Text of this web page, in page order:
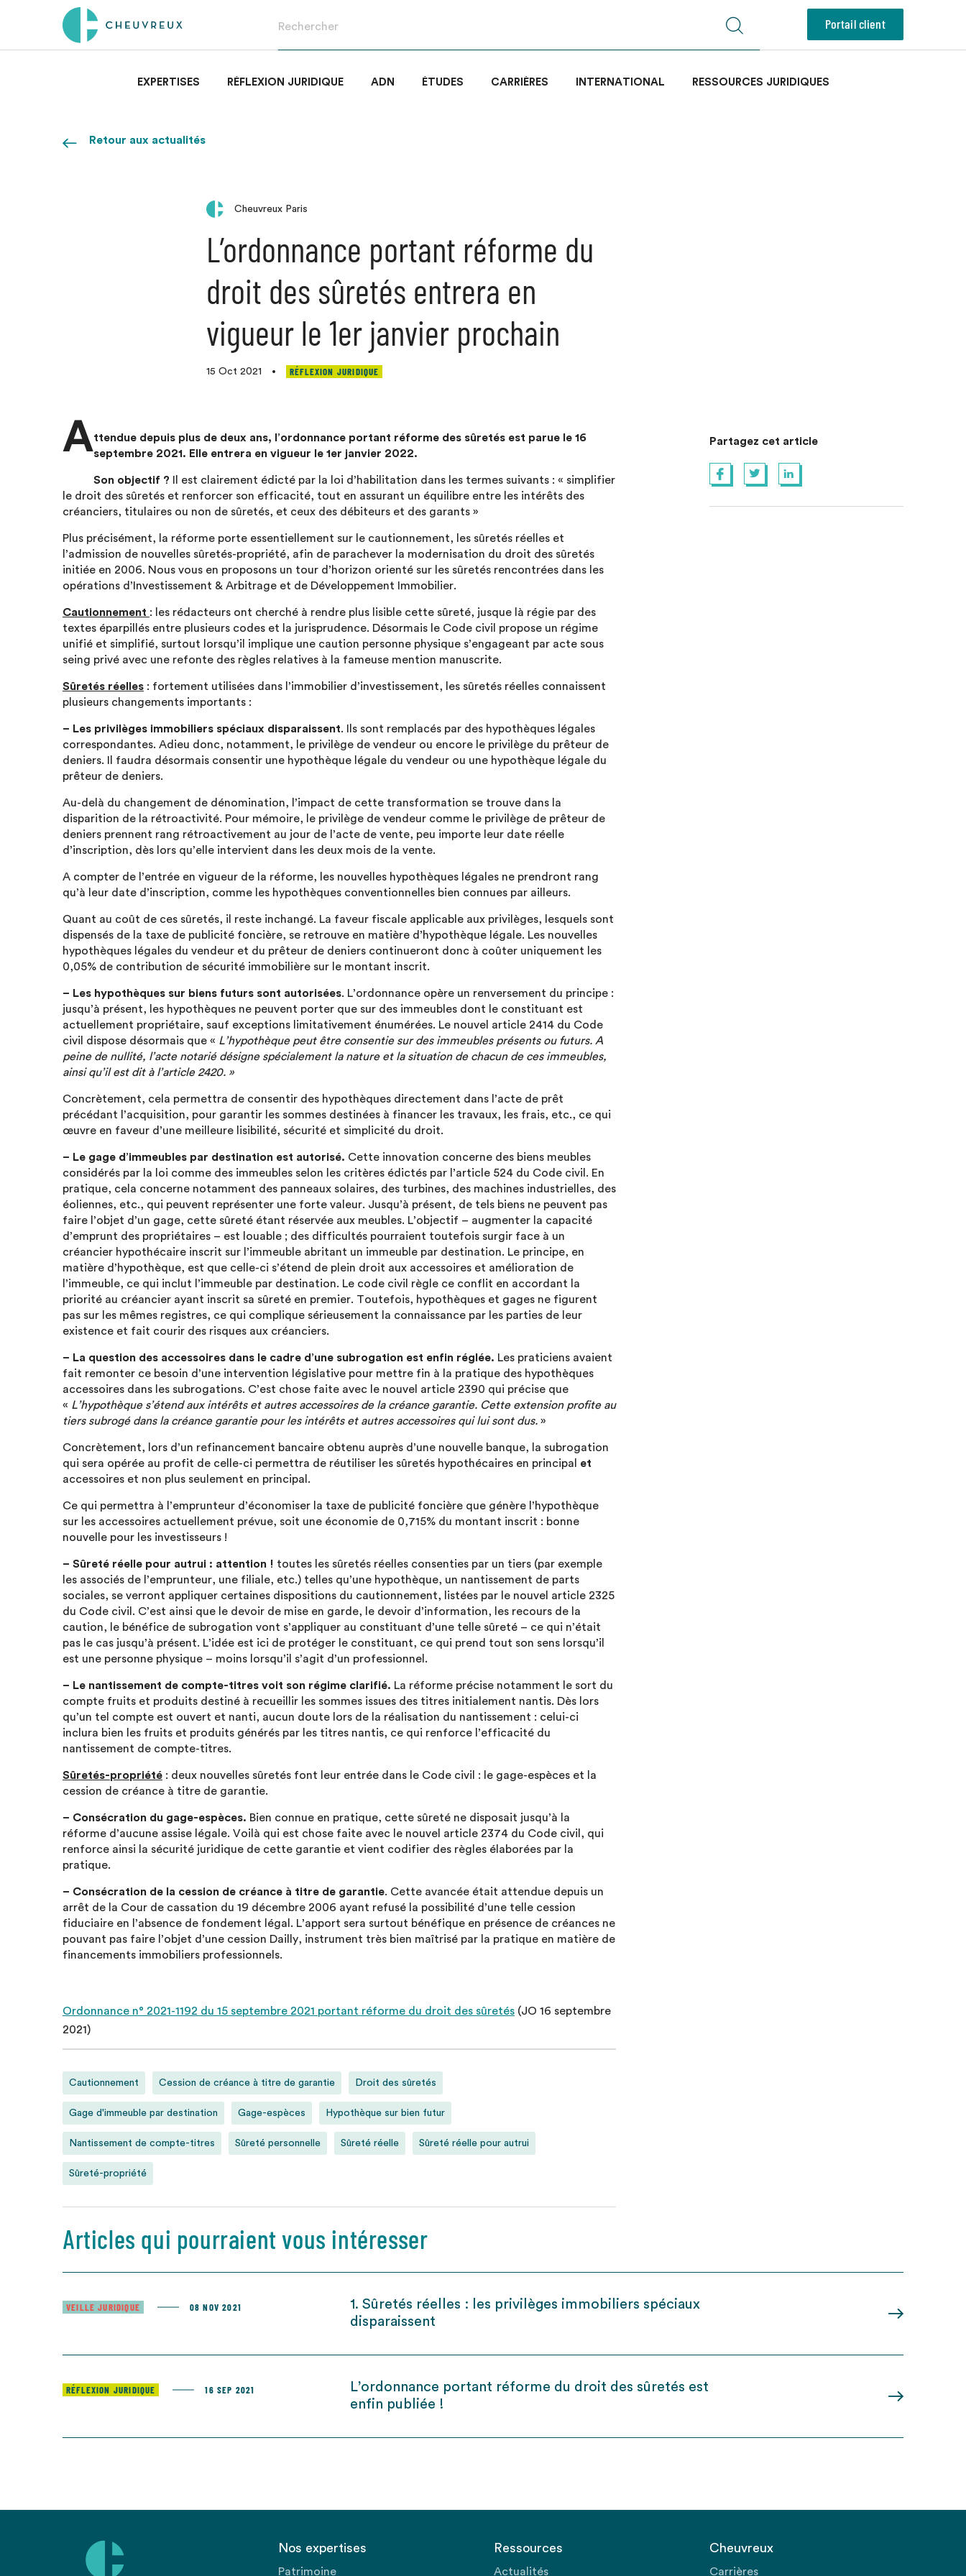
Portail client
EXPERTISES RÉFLEXION JURIDIQUE ADN ÉTUDES CARRIÈRES INTERNATIONAL RESSOURCES JURIDIQUES
Retour aux actualités
Cheuvreux Paris
L’ordonnance portant réforme du
droit des sûretés entrera en
vigueur le 1er janvier prochain
15 Oct 2021 • RÉFLEXION JURIDIQUE
Attendue depuis plus de deux ans, l’ordonnance portant réforme des sûretés est parue le 16
septembre 2021. Elle entrera en vigueur le 1er janvier 2022.
Son objectif ? Il est clairement édicté par la loi d’habilitation dans les termes suivants : « simplifier
le droit des sûretés et renforcer son efficacité, tout en assurant un équilibre entre les intérêts des
créanciers, titulaires ou non de sûretés, et ceux des débiteurs et des garants »
Plus précisément, la réforme porte essentiellement sur le cautionnement, les sûretés réelles et
l’admission de nouvelles sûretés-propriété, afin de parachever la modernisation du droit des sûretés
initiée en 2006. Nous vous en proposons un tour d’horizon orienté sur les sûretés rencontrées dans les
opérations d’Investissement & Arbitrage et de Développement Immobilier.
Cautionnement : les rédacteurs ont cherché à rendre plus lisible cette sûreté, jusque là régie par des
textes éparpillés entre plusieurs codes et la jurisprudence. Désormais le Code civil propose un régime
unifié et simplifié, surtout lorsqu’il implique une caution personne physique s’engageant par acte sous
seing privé avec une refonte des règles relatives à la fameuse mention manuscrite.
Sûretés réelles : fortement utilisées dans l’immobilier d’investissement, les sûretés réelles connaissent
plusieurs changements importants :
– Les privilèges immobiliers spéciaux disparaissent. Ils sont remplacés par des hypothèques légales
correspondantes. Adieu donc, notamment, le privilège de vendeur ou encore le privilège du prêteur de
deniers. Il faudra désormais consentir une hypothèque légale du vendeur ou une hypothèque légale du
prêteur de deniers.
Au-delà du changement de dénomination, l’impact de cette transformation se trouve dans la
disparition de la rétroactivité. Pour mémoire, le privilège de vendeur comme le privilège de prêteur de
deniers prennent rang rétroactivement au jour de l’acte de vente, peu importe leur date réelle
d’inscription, dès lors qu’elle intervient dans les deux mois de la vente.
A compter de l’entrée en vigueur de la réforme, les nouvelles hypothèques légales ne prendront rang
qu’à leur date d’inscription, comme les hypothèques conventionnelles bien connues par ailleurs.
Quant au coût de ces sûretés, il reste inchangé. La faveur fiscale applicable aux privilèges, lesquels sont
dispensés de la taxe de publicité foncière, se retrouve en matière d’hypothèque légale. Les nouvelles
hypothèques légales du vendeur et du prêteur de deniers continueront donc à coûter uniquement les
0,05% de contribution de sécurité immobilière sur le montant inscrit.
– Les hypothèques sur biens futurs sont autorisées. L’ordonnance opère un renversement du principe :
jusqu’à présent, les hypothèques ne peuvent porter que sur des immeubles dont le constituant est
actuellement propriétaire, sauf exceptions limitativement énumérées. Le nouvel article 2414 du Code
civil dispose désormais que « L’hypothèque peut être consentie sur des immeubles présents ou futurs. A
peine de nullité, l’acte notarié désigne spécialement la nature et la situation de chacun de ces immeubles,
ainsi qu’il est dit à l’article 2420. »
Concrètement, cela permettra de consentir des hypothèques directement dans l’acte de prêt
précédant l’acquisition, pour garantir les sommes destinées à financer les travaux, les frais, etc., ce qui
œuvre en faveur d’une meilleure lisibilité, sécurité et simplicité du droit.
– Le gage d’immeubles par destination est autorisé. Cette innovation concerne des biens meubles
considérés par la loi comme des immeubles selon les critères édictés par l’article 524 du Code civil. En
pratique, cela concerne notamment des panneaux solaires, des turbines, des machines industrielles, des
éoliennes, etc., qui peuvent représenter une forte valeur. Jusqu’à présent, de tels biens ne peuvent pas
faire l’objet d’un gage, cette sûreté étant réservée aux meubles. L’objectif – augmenter la capacité
d’emprunt des propriétaires – est louable ; des difficultés pourraient toutefois surgir face à un
créancier hypothécaire inscrit sur l’immeuble abritant un immeuble par destination. Le principe, en
matière d’hypothèque, est que celle-ci s’étend de plein droit aux accessoires et amélioration de
l’immeuble, ce qui inclut l’immeuble par destination. Le code civil règle ce conflit en accordant la
priorité au créancier ayant inscrit sa sûreté en premier. Toutefois, hypothèques et gages ne figurent
pas sur les mêmes registres, ce qui complique sérieusement la connaissance par les parties de leur
existence et fait courir des risques aux créanciers.
– La question des accessoires dans le cadre d’une subrogation est enfin réglée. Les praticiens avaient
fait remonter ce besoin d’une intervention législative pour mettre fin à la pratique des hypothèques
accessoires dans les subrogations. C’est chose faite avec le nouvel article 2390 qui précise que
« L’hypothèque s’étend aux intérêts et autres accessoires de la créance garantie. Cette extension profite au
tiers subrogé dans la créance garantie pour les intérêts et autres accessoires qui lui sont dus. »
Concrètement, lors d’un refinancement bancaire obtenu auprès d’une nouvelle banque, la subrogation
qui sera opérée au profit de celle-ci permettra de réutiliser les sûretés hypothécaires en principal et
accessoires et non plus seulement en principal.
Ce qui permettra à l’emprunteur d’économiser la taxe de publicité foncière que génère l’hypothèque
sur les accessoires actuellement prévue, soit une économie de 0,715% du montant inscrit : bonne
nouvelle pour les investisseurs !
– Sûreté réelle pour autrui : attention ! toutes les sûretés réelles consenties par un tiers (par exemple
les associés de l’emprunteur, une filiale, etc.) telles qu’une hypothèque, un nantissement de parts
sociales, se verront appliquer certaines dispositions du cautionnement, listées par le nouvel article 2325
du Code civil. C’est ainsi que le devoir de mise en garde, le devoir d’information, les recours de la
caution, le bénéfice de subrogation vont s’appliquer au constituant d’une telle sûreté – ce qui n’était
pas le cas jusqu’à présent. L’idée est ici de protéger le constituant, ce qui prend tout son sens lorsqu’il
est une personne physique – moins lorsqu’il s’agit d’un professionnel.
– Le nantissement de compte-titres voit son régime clarifié. La réforme précise notamment le sort du
compte fruits et produits destiné à recueillir les sommes issues des titres initialement nantis. Dès lors
qu’un tel compte est ouvert et nanti, aucun doute lors de la réalisation du nantissement : celui-ci
inclura bien les fruits et produits générés par les titres nantis, ce qui renforce l’efficacité du
nantissement de compte-titres.
Sûretés-propriété : deux nouvelles sûretés font leur entrée dans le Code civil : le gage-espèces et la
cession de créance à titre de garantie.
– Consécration du gage-espèces. Bien connue en pratique, cette sûreté ne disposait jusqu’à la
réforme d’aucune assise légale. Voilà qui est chose faite avec le nouvel article 2374 du Code civil, qui
renforce ainsi la sécurité juridique de cette garantie et vient codifier des règles élaborées par la
pratique.
– Consécration de la cession de créance à titre de garantie. Cette avancée était attendue depuis un
arrêt de la Cour de cassation du 19 décembre 2006 ayant refusé la possibilité d’une telle cession
fiduciaire en l’absence de fondement légal. L’apport sera surtout bénéfique en présence de créances ne
pouvant pas faire l’objet d’une cession Dailly, instrument très bien maîtrisé par la pratique en matière de
financements immobiliers professionnels.
Ordonnance n° 2021-1192 du 15 septembre 2021 portant réforme du droit des sûretés (JO 16 septembre
2021)
Cautionnement Cession de créance à titre de garantie Droit des sûretés
Gage d'immeuble par destination Gage-espèces Hypothèque sur bien futur
Nantissement de compte-titres Sûreté personnelle Sûreté réelle Sûreté réelle pour autrui
Sûreté-propriété
Partagez cet article
Articles qui pourraient vous intéresser
VEILLE JURIDIQUE 08 NOV 2021
1. Sûretés réelles : les privilèges immobiliers spéciaux
disparaissent
RÉFLEXION JURIDIQUE 16 SEP 2021
L’ordonnance portant réforme du droit des sûretés est
enfin publiée !
Nos expertises
Patrimoine
Ressources
Actualités
Cheuvreux
Carrières